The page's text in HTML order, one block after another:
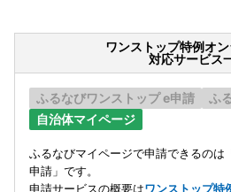
ワンストップ特例オ
対応サービス
ふるなびワンストップ e申請
ふ
自治体マイページ
ふるなびマイページで申請できるのは
申請」です。
申請サービスの概要はワンストップ特